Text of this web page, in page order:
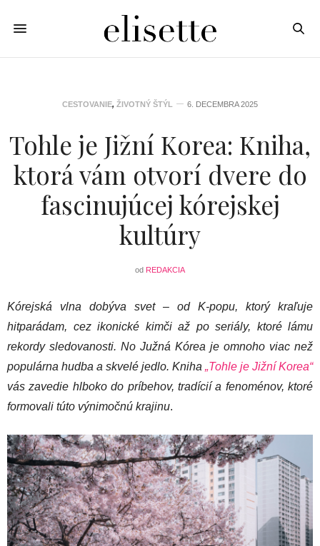
CESTOVANIE, ŽIVOTNÝ ŠTÝL 6. DECEMBRA 2025
Tohle je Jižní Korea: Kniha,
ktorá vám otvorí dvere do
fascinujúcej kórejskej
kultúry
od REDAKCIA
Kórejská vlna dobýva svet – od K-popu, ktorý kraľuje
hitparádam, cez ikonické kimči až po seriály, ktoré lámu
rekordy sledovanosti. No Južná Kórea je omnoho viac než
populárna hudba a skvelé jedlo. Kniha „Tohle je Jižní Korea“
vás zavedie hlboko do príbehov, tradícií a fenoménov, ktoré
formovali túto výnimočnú krajinu.